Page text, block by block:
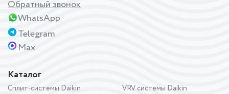
Каталог
Сплит-системы Daikin
VRV системы Daikin
Обратный звонок
WhatsApp
Telegram
Max